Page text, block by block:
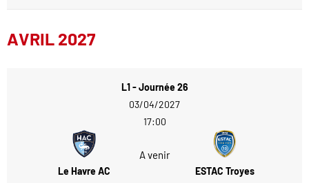
AVRIL 2027
L1 - Journée 26
03/04/2027
17:00
Le Havre AC
A venir
ESTAC Troyes